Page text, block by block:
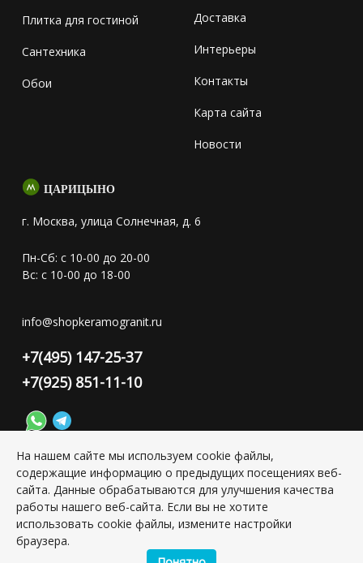
Плитка для гостиной
Сантехника
Обои
Доставка
Интерьеры
Контакты
Карта сайта
Новости
ЦАРИЦЫНО
г. Москва, улица Солнечная, д. 6
Пн-Сб: с 10-00 до 20-00
Вс: с 10-00 до 18-00
info@shopkeramogranit.ru
+7(495) 147-25-37
+7(925) 851-11-10
Конфиденциальность персональной информации
Copyright © 2026 ИП Григорьян Юлия Сергеевна, ИНН:
501703338416
На нашем сайте мы используем cookie файлы,
содержащие информацию о предыдущих посещениях веб-
сайта. Данные обрабатываются для улучшения качества
работы нашего веб-сайта. Если вы не хотите
использовать cookie файлы, измените настройки
браузера.